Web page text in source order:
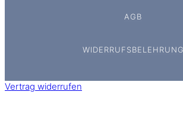
AGB
WIDERRUFSBELEHRUNG
Vertrag widerrufen